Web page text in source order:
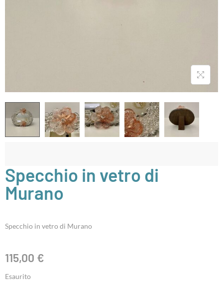
Specchio in vetro di
Murano
Specchio in vetro di Murano
115,00 €
Esaurito